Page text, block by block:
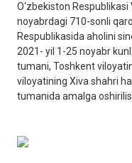
O‘zbekiston
noyabrdagi 710-sonli
Respublikasida aholini
2021- yil 1-25 noyabr
tumani, Toshkent
viloyatining Xiva shahri
tumanida amalga